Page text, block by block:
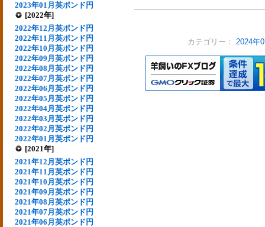
2023年01月英ポンド円
[2022年]
2022年12月英ポンド円
2022年11月英ポンド円
2022年10月英ポンド円
2022年09月英ポンド円
2022年08月英ポンド円
2022年07月英ポンド円
2022年06月英ポンド円
2022年05月英ポンド円
2022年04月英ポンド円
2022年03月英ポンド円
2022年02月英ポンド円
2022年01月英ポンド円
[2021年]
2021年12月英ポンド円
2021年11月英ポンド円
2021年10月英ポンド円
2021年09月英ポンド円
2021年08月英ポンド円
2021年07月英ポンド円
2021年06月英ポンド円
カテゴリー： 2024年